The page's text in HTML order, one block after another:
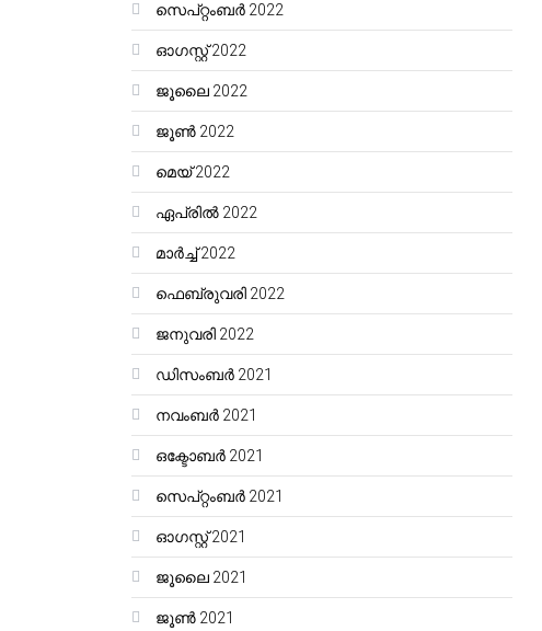
സെപ്റ്റംബർ 2022
ഓഗസ്റ്റ്‌ 2022
ജൂലൈ 2022
ജൂൺ 2022
മെയ്‌ 2022
ഏപ്രിൽ 2022
മാർച്ച്‌ 2022
ഫെബ്രുവരി 2022
ജനുവരി 2022
ഡിസംബർ 2021
നവംബർ 2021
ഒക്ടോബർ 2021
സെപ്റ്റംബർ 2021
ഓഗസ്റ്റ്‌ 2021
ജൂലൈ 2021
ജൂൺ 2021